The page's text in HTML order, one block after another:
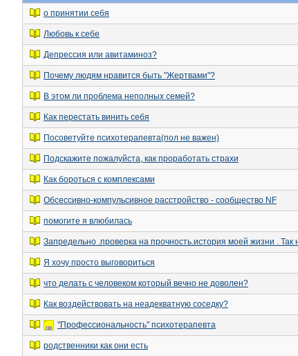
о принятии себя
Любовь к себе
Депрессия или авитаминоз?
Почему людям нравится быть "Жертвами"?
В этом ли проблема неполных семей?
Как перестать винить себя
Посоветуйте психотерапевта(пол не важен)
Подскажите пожалуйста, как проработать страхи
Как бороться с комплексами
Обсессивно-компульсивное расстройство - сообщество NF
помогите я влюбилась
Запредельно .проверка на прочность.история моей жизни . Так
Я хочу просто выговориться
что делать с человеком который вечно не доволен?
Как воздействовать на неадекватную соседку?
"Профессиональность" психотерапевта
родственники как они есть